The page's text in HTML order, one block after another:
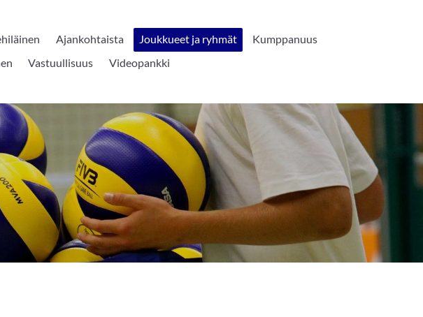
Ajankohtaista Joukkueet ja ryhmät
Kumppanuus
Vastuullisuus Videopankki